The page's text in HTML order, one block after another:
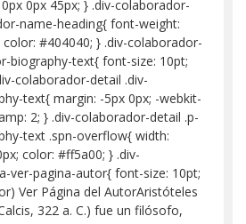
0px 45px; } .div-colaborador-
name-heading{ font-weight:
#404040; } .div-colaborador-
biography-text{ font-size: 10pt;
colaborador-detail .div-
text{ margin: -5px 0px; -webkit-
2; } .div-colaborador-detail .p-
text .spn-overflow{ width:
color: #ff5a00; } .div-
ver-pagina-autor{ font-size: 10pt;
Ver Página del AutorAristóteles
322 a. C.) fue un filósofo,